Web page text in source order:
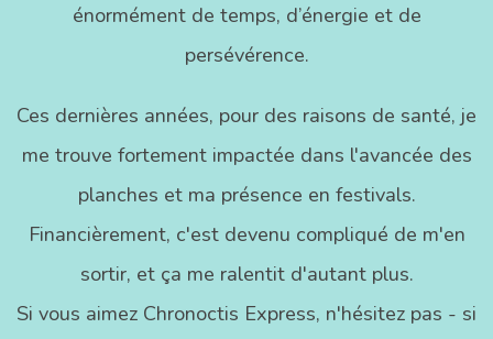
énormément de temps, d’énergie et de
persévérence.
Ces dernières années, pour des raisons de santé, je
me trouve fortement impactée dans l'avancée des
planches et ma présence en festivals.
Financièrement, c'est devenu compliqué de m'en
sortir, et ça me ralentit d'autant plus.
Si vous aimez Chronoctis Express, n'hésitez pas - si